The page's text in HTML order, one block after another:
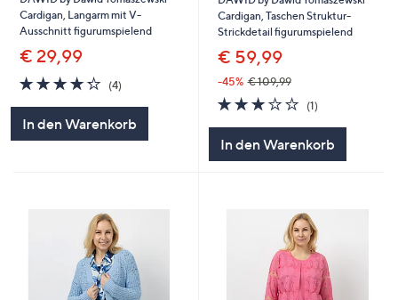
Cardigan, Langarm mit V-
Ausschnitt figurumspielend
€ 29,99
4.2
von
(4)4
In den Warenkorb
Cardigan, Taschen Struktur-
Strickdetail figurumspielend
€ 59,99
-45% € 109,99
3.0
von
(1)1
In den Warenkorb